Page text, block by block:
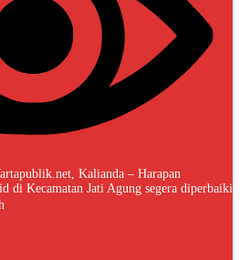
Kalianda – Harapan
di Kecamatan Jati Agung segera diperbaiki